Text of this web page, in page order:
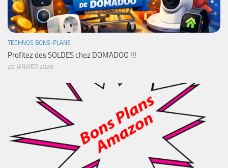
TECHNOS BONS-PLANS
Profitez des SOLDES chez DOMADOO !!!
29 JANVIER 2026